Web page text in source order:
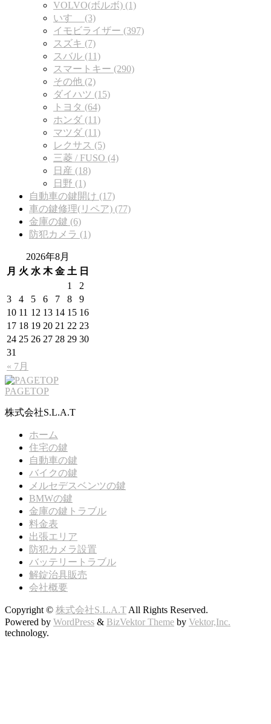
VOLVO(ボルボ) (1)
いすゞ (3)
イモビライザー (397)
スズキ (7)
スバル (11)
スマートキー (290)
その他 (2)
ダイハツ (15)
トヨタ (64)
ホンダ (11)
マツダ (11)
レクサス (5)
三菱 / FUSO (4)
日産 (18)
日野 (1)
自動車の鍵開け (17)
車の鍵修理(リペア) (77)
金庫の鍵 (6)
防犯カメラ (1)
2026年8月
月 火 水 木 金 土 日
« 7月
1
2
3
4 5 6 7 8
9
10 11 12 13 14 15 16
17 18 19 20 21 22 23
24 25 26 27 28 29 30
31
PAGETOP
株式会社S.L.A.T
ホーム
住宅の鍵
自動車の鍵
バイクの鍵
メルセデスベンツの鍵
BMWの鍵
金庫の鍵トラブル
料金表
出張エリア
防犯カメラ設置
バッテリートラブル
解錠治具販売
会社概要
Copyright © 株式会社S.L.A.TAll Rights Reserved.
Powered by WordPress & BizVektor Theme by Vektor,Inc.
technology.